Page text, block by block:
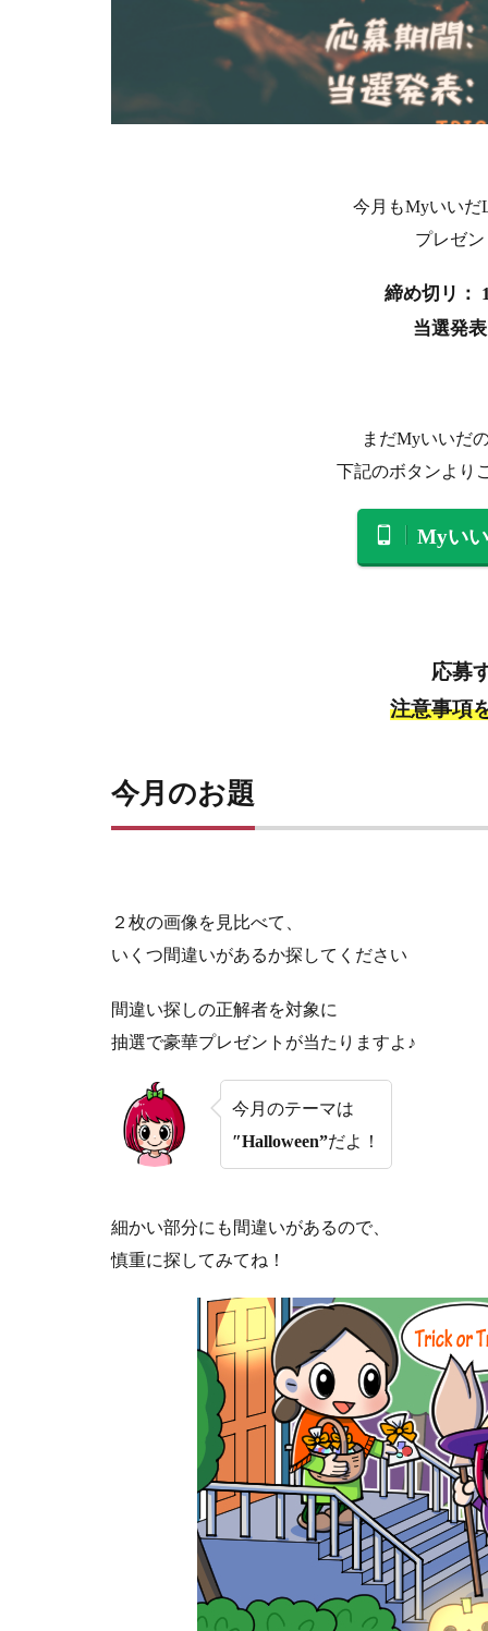
今月もMyいいだ
プレゼ
締め切リ：
当選発
まだMyいいだ
下記のボタンより
Myい
応募
注意事項
今月のお題
２枚の画像を見比べて、
いくつ間違いがあるか探してください
間違い探しの正解者を対象に
抽選で豪華プレゼントが当たりますよ♪
今月のテーマは
″Halloween”だよ！
細かい部分にも間違いがあるので、
慎重に探してみてね！